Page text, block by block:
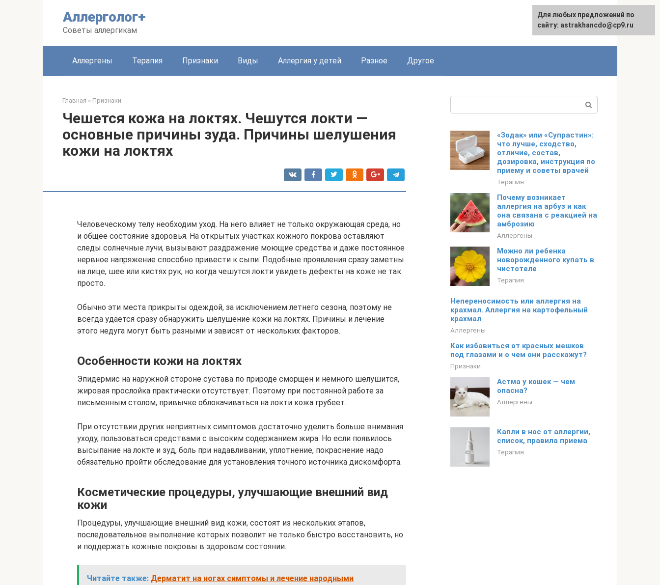
Аллерголог+
Советы аллергикам
Аллергены Терапия Признаки Виды Аллергия у детей Разное Другое
Главная » Признаки
Чешется кожа на локтях. Чешутся локти —
основные причины зуда. Причины шелушения
кожи на локтях
Человеческому телу необходим уход. На него влияет не только окружающая среда, но
и общее состояние здоровья. На открытых участках кожного покрова оставляют
следы солнечные лучи, вызывают раздражение моющие средства и даже постоянное
нервное напряжение способно привести к сыпи. Подобные проявления сразу заметны
на лице, шее или кистях рук, но когда чешутся локти увидеть дефекты на коже не так
просто.
Обычно эти места прикрыты одеждой, за исключением летнего сезона, поэтому не
всегда удается сразу обнаружить шелушение кожи на локтях. Причины и лечение
этого недуга могут быть разными и зависят от нескольких факторов.
Особенности кожи на локтях
Эпидермис на наружной стороне сустава по природе сморщен и немного шелушится,
жировая прослойка практически отсутствует. Поэтому при постоянной работе за
письменным столом, привычке облокачиваться на локти кожа грубеет.
При отсутствии других неприятных симптомов достаточно уделить больше внимания
уходу, пользоваться средствами с высоким содержанием жира. Но если появилось
высыпание на локте и зуд, боль при надавливании, уплотнение, покраснение надо
обязательно пройти обследование для установления точного источника дискомфорта.
Косметические процедуры, улучшающие внешний вид
кожи
Процедуры, улучшающие внешний вид кожи, состоят из нескольких этапов,
последовательное выполнение которых позволит не только быстро восстановить, но
и поддержать кожные покровы в здоровом состоянии.
Читайте также: Дерматит на ногах симптомы и лечение народными
«Зодак» или «Супрастин»:
что лучше, сходство,
отличие, состав,
дозировка, инструкция по
приему и советы врачей
Терапия
Почему возникает
аллергия на арбуз и как
она связана с реакцией на
амброзию
Аллергены
Можно ли ребенка
новорожденного купать в
чистотеле
Терапия
Непереносимость или аллергия на
крахмал. Аллергия на картофельный
крахмал
Аллергены
Как избавиться от красных мешков
под глазами и о чем они расскажут?
Признаки
Астма у кошек — чем
опасна?
Аллергены
Капли в нос от аллергии,
список, правила приема
Терапия
Для любых предложений по
сайту: astrakhancdo@cp9.ru